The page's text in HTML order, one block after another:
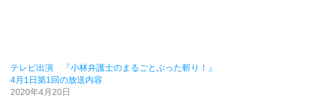
テレビ出演 『小林弁護士のまるごとぶった斬り！』
4月1日第1回の放送内容
2020年4月20日